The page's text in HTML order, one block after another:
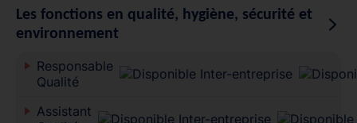
Les fonctions en qualité, hygiène, sécurité et
environnement
Responsable
Qualité
Assistant